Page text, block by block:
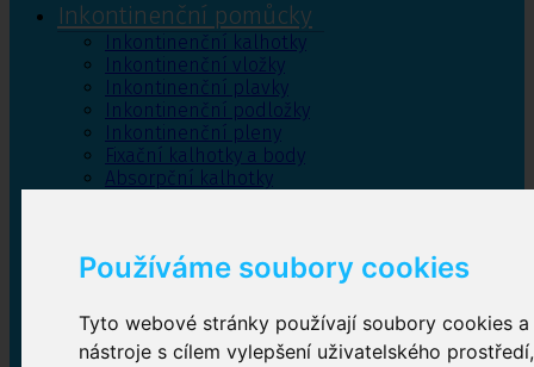
Používáme soubory cookies
Tyto webové stránky používají soubory cookies
nástroje s cílem vylepšení uživatelského
Inkontinenční pomůcky
Inkontinenční kalhotky
Inkontinenční vložky
Inkontinenční plavky
Inkontinenční podložky
Inkontinenční pleny
Fixační kalhotky a body
Absorpční kalhotky
Inkontinenční kalhotky